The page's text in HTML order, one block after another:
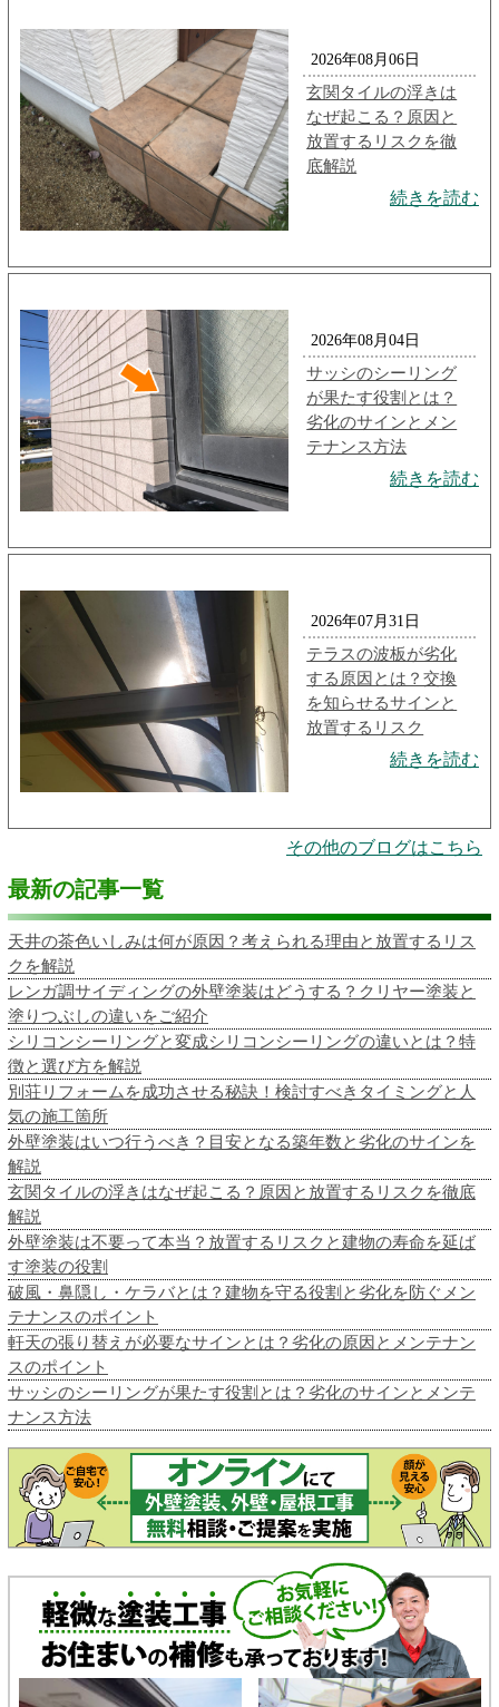
2026年08月06日
玄関タイルの浮きは
なぜ起こる？原因と
放置するリスクを徹
底解説
続きを読む
2026年08月04日
サッシのシーリング
が果たす役割とは？
劣化のサインとメン
テナンス方法
続きを読む
2026年07月31日
テラスの波板が劣化
する原因とは？交換
を知らせるサインと
放置するリスク
続きを読む
その他のブログはこちら
最新の記事一覧
天井の茶色いしみは何が原因？考えられる理由と放置するリス
クを解説
レンガ調サイディングの外壁塗装はどうする？クリヤー塗装と
塗りつぶしの違いをご紹介
シリコンシーリングと変成シリコンシーリングの違いとは？特
徴と選び方を解説
別荘リフォームを成功させる秘訣！検討すべきタイミングと人
気の施工箇所
外壁塗装はいつ行うべき？目安となる築年数と劣化のサインを
解説
玄関タイルの浮きはなぜ起こる？原因と放置するリスクを徹底
解説
外壁塗装は不要って本当？放置するリスクと建物の寿命を延ば
す塗装の役割
破風・鼻隠し・ケラバとは？建物を守る役割と劣化を防ぐメン
テナンスのポイント
軒天の張り替えが必要なサインとは？劣化の原因とメンテナン
スのポイント
サッシのシーリングが果たす役割とは？劣化のサインとメンテ
ナンス方法